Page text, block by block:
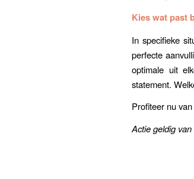
Kies wat past
In specifieke
perfecte
optimale uit
statement.
Profiteer nu
Actie geldig